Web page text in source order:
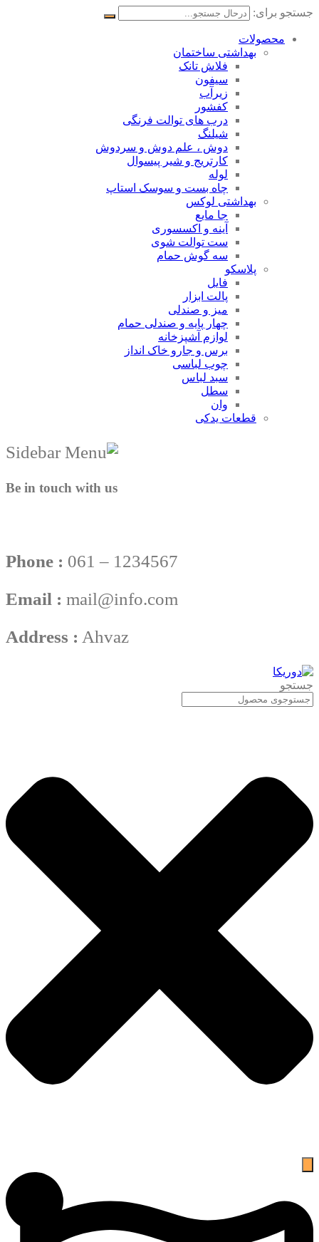
جستجو برای:
محصولات
بهداشتی ساختمان
فلاش تانک
سیفون
زیرآب
کفشور
درب های توالت فرنگی
شیلنگ
دوش ، علم دوش و سردوش
کارتریج و شیر پیسوال
لوله
چاه بست و سوسک استاپ
بهداشتی لوکس
جا مایع
آینه و اکسسوری
ست توالت شوی
سه گوش حمام
پلاسکو
فایل
پالت ابزار
میز و صندلی
چهار پایه و صندلی حمام
لوازم آشپزخانه
برس و جارو خاک انداز
چوب لباسی
سبد لباس
سطل
وان
قطعات یدکی
Be in touch with us
Phone : 061 – 1234567
Email : mail@info.com
Address : Ahvaz
جستجو